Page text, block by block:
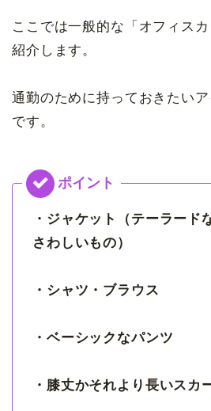
ここでは一般的な「オフィス
紹介します。
通勤のために持っておきたい
です。
・ジャケット（テーラード
さわしいもの）
・シャツ・ブラウス
・ベーシックなパンツ
・膝丈かそれより長いスカ